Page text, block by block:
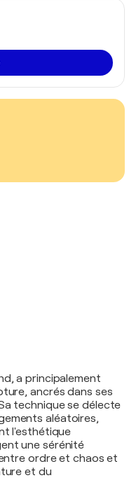
a principalement
ancrés dans ses
technique se délecte
aléatoires,
l'esthétique
une sérénité
ordre et chaos et
et du